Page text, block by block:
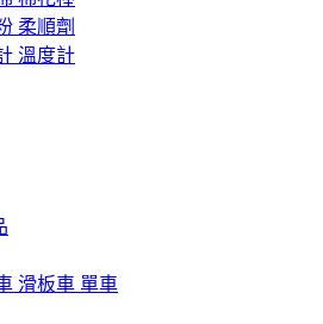
柔順劑
溫度計
滑板車 單車